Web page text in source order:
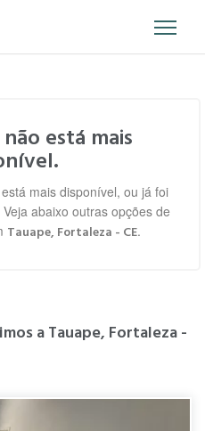
está mais
mais disponível, ou já foi
abaixo outras opções de
Tauape, Fortaleza - CE.
a Tauape, Fortaleza -